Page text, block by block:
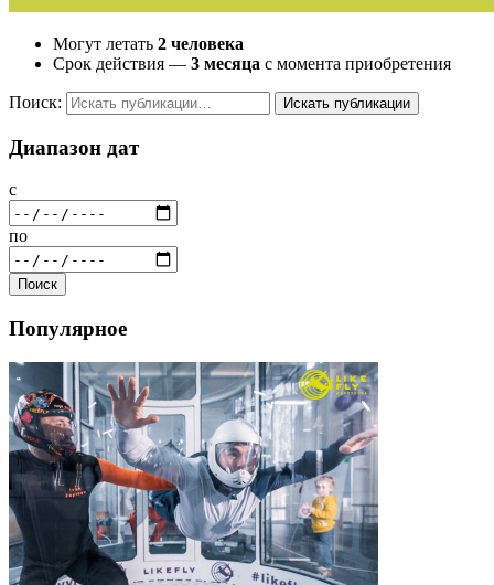
Могут летать 2 человека
Срок действия — 3 месяца с момента приобретения
Поиск:
Диапазон дат
с
по
Поиск
Популярное